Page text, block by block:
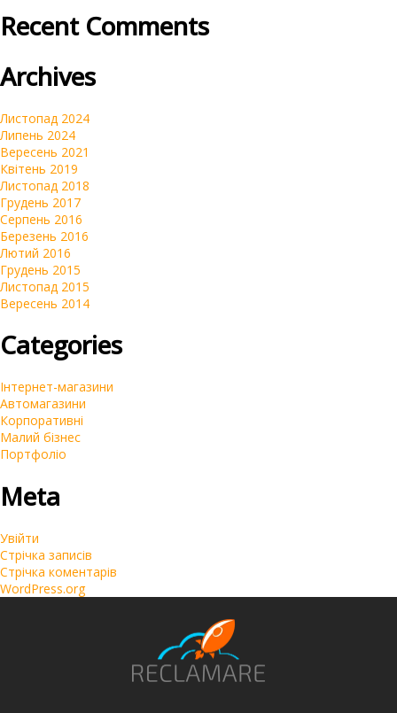
Recent Comments
Archives
Листопад 2024
Липень 2024
Вересень 2021
Квітень 2019
Листопад 2018
Грудень 2017
Серпень 2016
Березень 2016
Лютий 2016
Грудень 2015
Листопад 2015
Вересень 2014
Categories
Інтернет-магазини
Автомагазини
Корпоративні
Малий бізнес
Портфоліо
Meta
Увійти
Стрічка записів
Стрічка коментарів
WordPress.org